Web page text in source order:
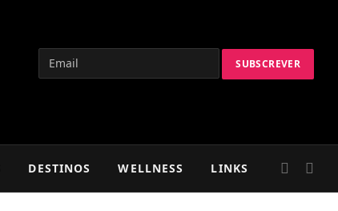
DESTINOS WELLNESS LINKS